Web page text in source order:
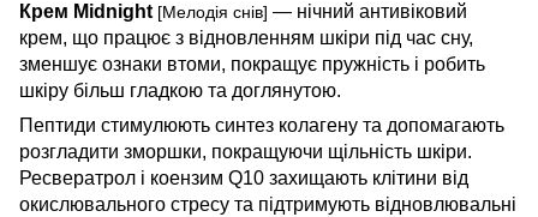
Крем Midnight [Мелодія снів] — нічний антивіковий
крем, що працює з відновленням шкіри під час сну,
зменшує ознаки втоми, покращує пружність і робить
шкіру більш гладкою та доглянутою.
Пептиди стимулюють синтез колагену та допомагають
розгладити зморшки, покращуючи щільність шкіри.
Ресвератрол і коензим Q10 захищають клітини від
окислювального стресу та підтримують відновлювальні